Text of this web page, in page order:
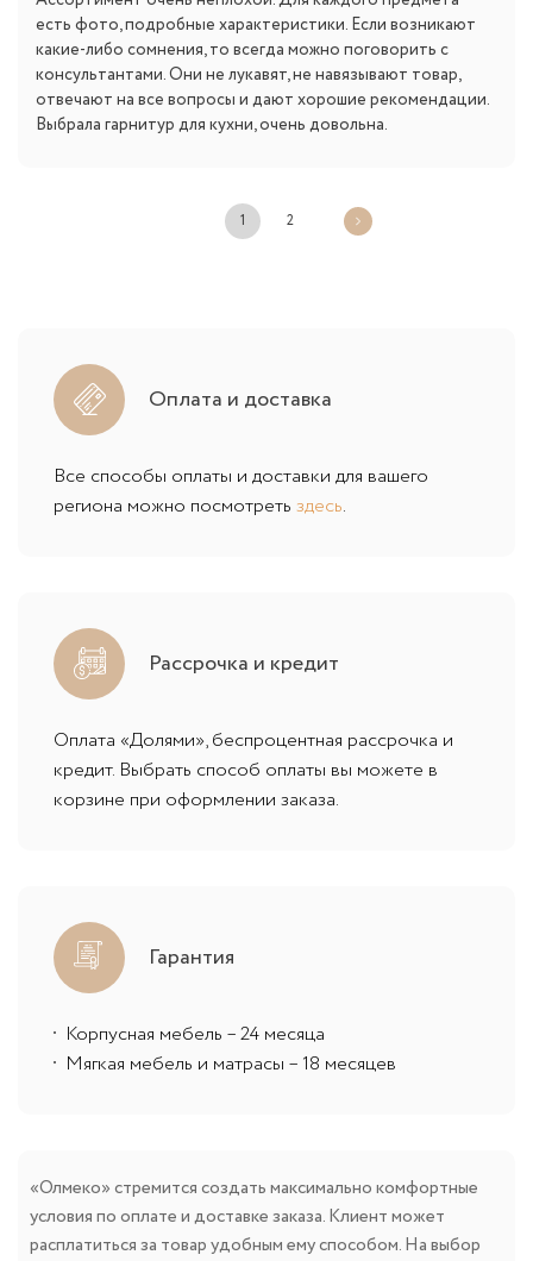
есть фото, подробные характеристики. Если возникают
какие-либо сомнения, то всегда можно поговорить с
консультантами. Они не лукавят, не навязывают товар,
отвечают на все вопросы и дают хорошие рекомендации.
Выбрала гарнитур для кухни, очень довольна.
1 2
Оплата и доставка
Все способы оплаты и доставки для вашего
региона можно посмотреть здесь.
Рассрочка и кредит
Оплата «Долями», беспроцентная рассрочка и
кредит. Выбрать способ оплаты вы можете в
корзине при оформлении заказа.
Гарантия
Корпусная мебель – 24 месяца
Мягкая мебель и матрасы – 18 месяцев
«Олмеко» стремится создать максимально комфортные
условия по оплате и доставке заказа. Клиент может
расплатиться за товар удобным ему способом. На выбор